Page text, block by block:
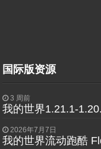
国际版资源
3 周前
我的世界1.21.1-
2026年7月7日
我的世界流动跑酷